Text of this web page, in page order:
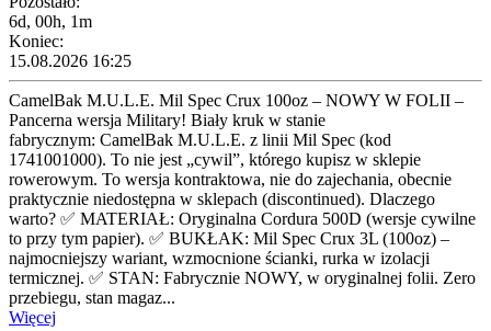
6d, 00h, 1m
Koniec:
15.08.2026 16:25
CamelBak M.U.L.E. Mil Spec Crux 100oz – NOWY W FOLII –
Pancerna wersja Military! Biały kruk w stanie
fabrycznym: CamelBak M.U.L.E. z linii Mil Spec (kod
1741001000). To nie jest „cywil”, którego kupisz w sklepie
rowerowym. To wersja kontraktowa, nie do zajechania, obecnie
praktycznie niedostępna w sklepach (discontinued). Dlaczego
warto? ✅ MATERIAŁ: Oryginalna Cordura 500D (wersje cywilne
to przy tym papier). ✅ BUKŁAK: Mil Spec Crux 3L (100oz) –
najmocniejszy wariant, wzmocnione ścianki, rurka w izolacji
termicznej. ✅ STAN: Fabrycznie NOWY, w oryginalnej folii. Zero
przebiegu, stan magaz...
Więcej